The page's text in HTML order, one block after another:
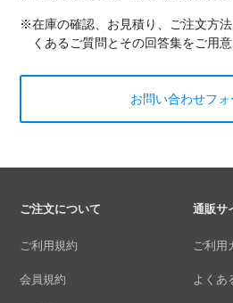
※在庫の確認、お見積り、ご注文方
くあるご質問とその回答集をご用意
お問い合わせフォ
ご注文について
ご利用規約
会員規約
通販サ
ご利用
よくあ